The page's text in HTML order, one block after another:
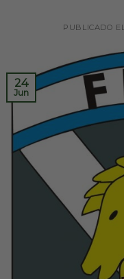
PUBLICADO EL
24
Jun